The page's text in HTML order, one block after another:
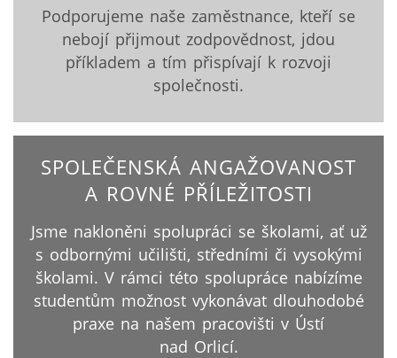
Podporujeme naše zaměstnance, kteří se
nebojí přijmout zodpovědnost, jdou
příkladem a tím přispívají k rozvoji
společnosti.
SPOLEČENSKÁ ANGAŽOVANOST
A ROVNÉ PŘÍLEŽITOSTI
Jsme nakloněni spolupráci se školami, ať už
s odbornými učilišti, středními či vysokými
školami. V rámci této spolupráce nabízíme
studentům možnost vykonávat dlouhodobé
praxe na našem pracovišti v Ústí
nad Orlicí.